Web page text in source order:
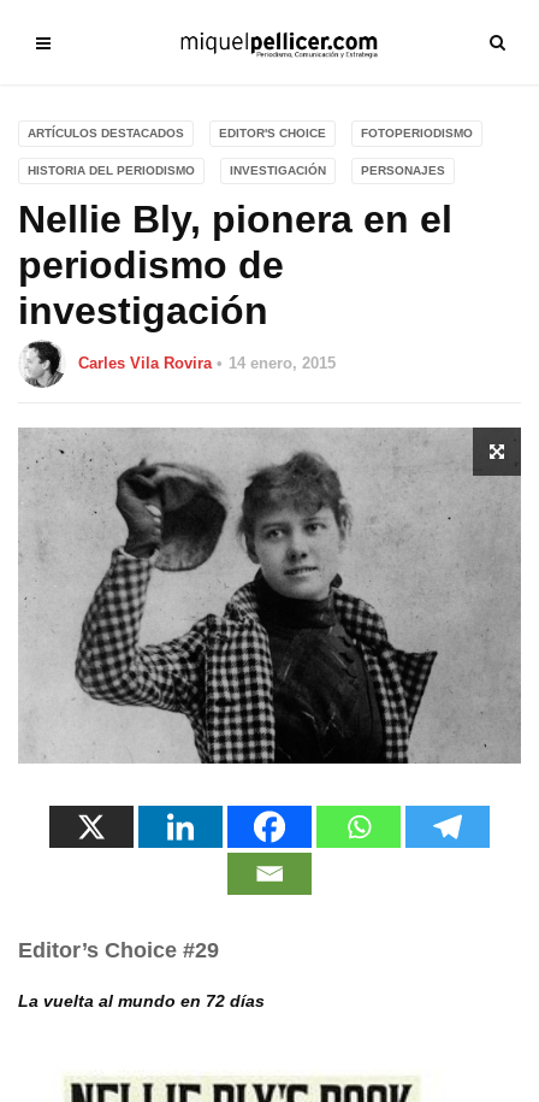
ARTÍCULOS DESTACADOS EDITOR'S CHOICE FOTOPERIODISMO
HISTORIA DEL PERIODISMO INVESTIGACIÓN PERSONAJES
Nellie Bly, pionera en el
periodismo de
investigación
Carles Vila Rovira 14 enero, 2015
Editor’s Choice #29
La vuelta al mundo en 72 días